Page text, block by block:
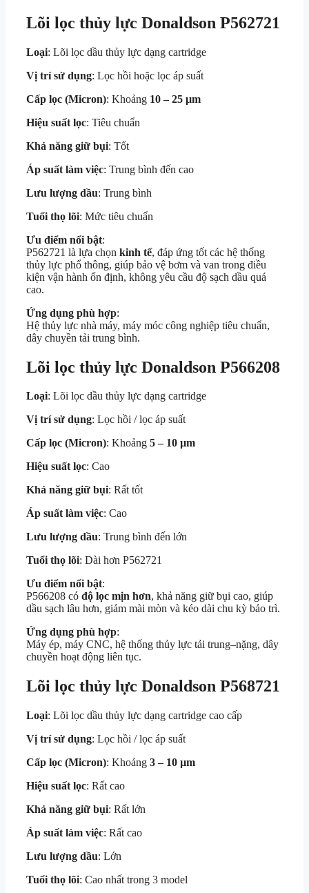
Lõi lọc thủy lực Donaldson P562721
Loại: Lõi lọc dầu thủy lực dạng cartridge
Vị trí sử dụng: Lọc hồi hoặc lọc áp suất
Cấp lọc (Micron): Khoảng 10 – 25 µm
Hiệu suất lọc: Tiêu chuẩn
Khả năng giữ bụi: Tốt
Áp suất làm việc: Trung bình đến cao
Lưu lượng dầu: Trung bình
Tuổi thọ lõi: Mức tiêu chuẩn
Ưu điểm nổi bật:
P562721 là lựa chọn kinh tế, đáp ứng tốt các hệ thống
thủy lực phổ thông, giúp bảo vệ bơm và van trong điều
kiện vận hành ổn định, không yêu cầu độ sạch dầu quá
cao.
Ứng dụng phù hợp:
Hệ thủy lực nhà máy, máy móc công nghiệp tiêu chuẩn,
dây chuyền tải trung bình.
Lõi lọc thủy lực Donaldson P566208
Loại: Lõi lọc dầu thủy lực dạng cartridge
Vị trí sử dụng: Lọc hồi / lọc áp suất
Cấp lọc (Micron): Khoảng 5 – 10 µm
Hiệu suất lọc: Cao
Khả năng giữ bụi: Rất tốt
Áp suất làm việc: Cao
Lưu lượng dầu: Trung bình đến lớn
Tuổi thọ lõi: Dài hơn P562721
Ưu điểm nổi bật:
P566208 có độ lọc mịn hơn, khả năng giữ bụi cao, giúp
dầu sạch lâu hơn, giảm mài mòn và kéo dài chu kỳ bảo trì.
Ứng dụng phù hợp:
Máy ép, máy CNC, hệ thống thủy lực tải trung–nặng, dây
chuyền hoạt động liên tục.
Lõi lọc thủy lực Donaldson P568721
Loại: Lõi lọc dầu thủy lực dạng cartridge cao cấp
Vị trí sử dụng: Lọc hồi / lọc áp suất
Cấp lọc (Micron): Khoảng 3 – 10 µm
Hiệu suất lọc: Rất cao
Khả năng giữ bụi: Rất lớn
Áp suất làm việc: Rất cao
Lưu lượng dầu: Lớn
Tuổi thọ lõi: Cao nhất trong 3 model